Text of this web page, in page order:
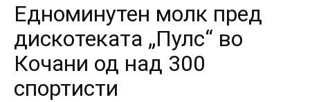
Едноминутен молк пред
дискотеката „Пулс“ во
Кочани од над 300
спортисти